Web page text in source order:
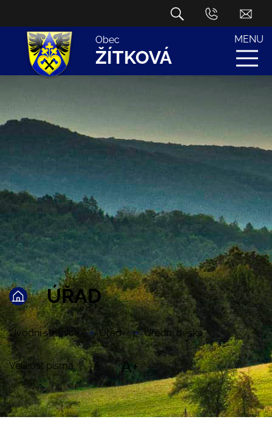
Obec
ŽÍTKOVÁ
MENU
ÚŘAD
Úvodní stránka Úřad Úřední deska
Velikost písma: A A+